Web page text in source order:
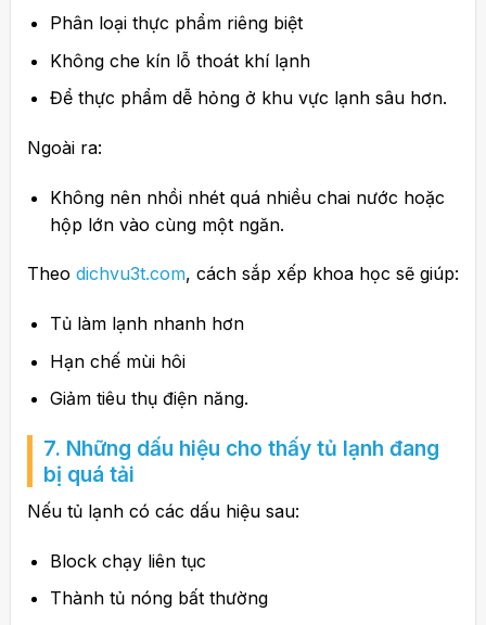
Phân loại thực phẩm riêng biệt
Không che kín lỗ thoát khí lạnh
Để thực phẩm dễ hỏng ở khu vực lạnh sâu hơn.
Ngoài ra:
Không nên nhồi nhét quá nhiều chai nước hoặc
hộp lớn vào cùng một ngăn.
Theo dichvu3t.com, cách sắp xếp khoa học sẽ giúp:
Tủ làm lạnh nhanh hơn
Hạn chế mùi hôi
Giảm tiêu thụ điện năng.
7. Những dấu hiệu cho thấy tủ lạnh đang
bị quá tải
Nếu tủ lạnh có các dấu hiệu sau:
Block chạy liên tục
Thành tủ nóng bất thường